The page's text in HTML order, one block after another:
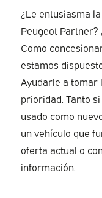
¿Le entusiasma
Peugeot
Como
estamos
Ayudarle a tomar
prioridad. Tanto
usado como
un vehículo que
oferta actual o
información.